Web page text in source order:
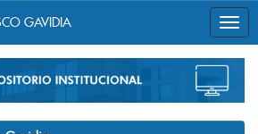
GAVIDIA